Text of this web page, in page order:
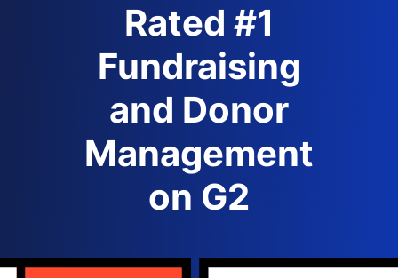
Rated #1
Fundraising
and Donor
Management
on G2